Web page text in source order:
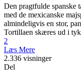
Den pragtfulde spanske
med de mexicanske
almindeligvis en stor,
Tortillaen skæres ud i
2
Læs Mere
2.336 visninger
Del